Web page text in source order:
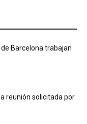
Barcelona trabajan
reunión solicitada por